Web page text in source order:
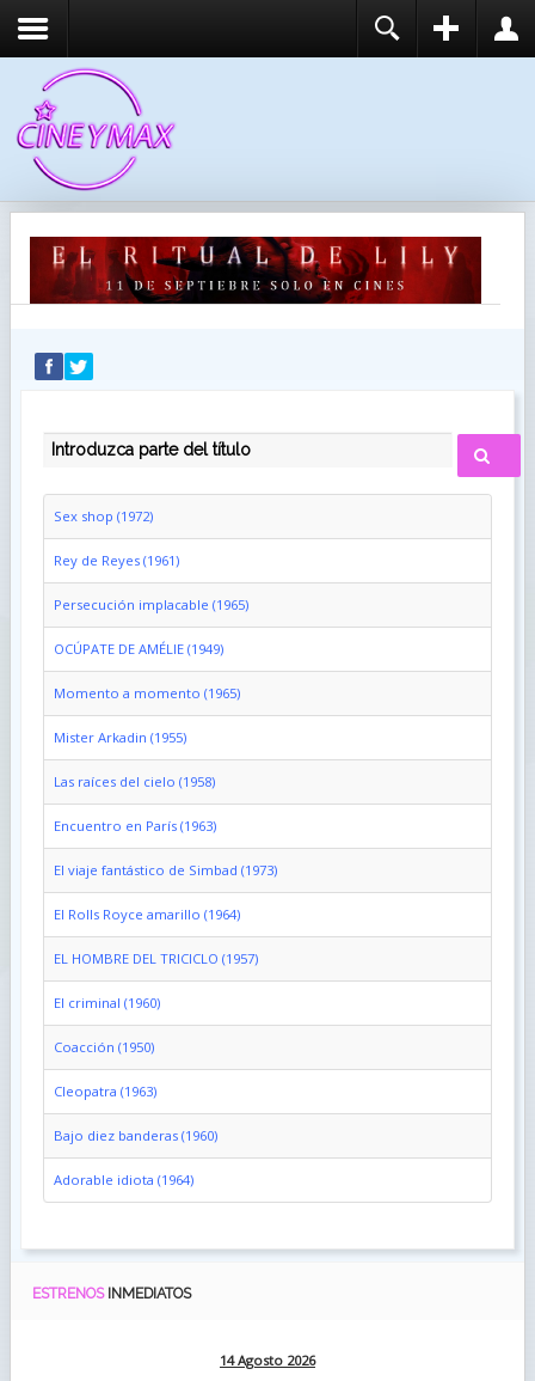
RECUÉRDEME
IDENTIFICARSE
INTRODUZCA PARTE DEL TÍTULO
Sex shop (1972)
Rey de Reyes (1961)
Persecución implacable (1965)
OCÚPATE DE AMÉLIE (1949)
Momento a momento (1965)
Mister Arkadin (1955)
Las raíces del cielo (1958)
Encuentro en París (1963)
El viaje fantástico de Simbad (1973)
El Rolls Royce amarillo (1964)
EL HOMBRE DEL TRICICLO (1957)
El criminal (1960)
Coacción (1950)
Cleopatra (1963)
Bajo diez banderas (1960)
Adorable idiota (1964)
ESTRENOS INMEDIATOS
14 Agosto 2026